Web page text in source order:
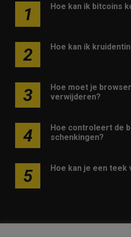
1 Hoe kan ik bitcoins
2 Hoe kan ik
3
Hoe moet je
verwijderen?
4
Hoe controleert de
schenkingen?
5 Hoe kan je een